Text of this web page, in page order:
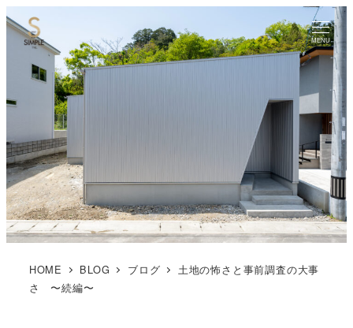
MENU
HOME BLOG ブログ
土地の怖さと事前調査の大事
さ 〜続編〜